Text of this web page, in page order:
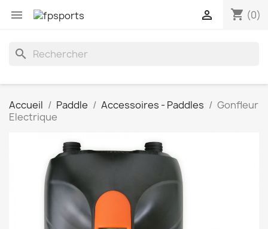
 shopping_cart (0)

search
Accueil Paddle Accessoires - Paddles
Gonfleur
Electrique